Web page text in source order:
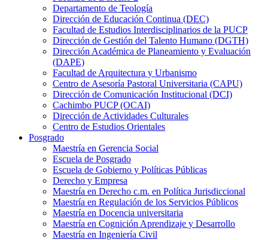
Departamento de Teología
Dirección de Educación Continua (DEC)
Facultad de Estudios Interdisciplinarios de la PUCP
Dirección de Gestión del Talento Humano (DGTH)
Dirección Académica de Planeamiento y Evaluación
(DAPE)
Facultad de Arquitectura y Urbanismo
Centro de Asesoría Pastoral Universitaria (CAPU)
Dirección de Comunicación Institucional (DCI)
Cachimbo PUCP (OCAI)
Dirección de Actividades Culturales
Centro de Estudios Orientales
Posgrado
Maestría en Gerencia Social
Escuela de Posgrado
Escuela de Gobierno y Políticas Públicas
Derecho y Empresa
Maestría en Derecho c.m. en Política Jurisdiccional
Maestría en Regulación de los Servicios Públicos
Maestría en Docencia universitaria
Maestría en Cognición Aprendizaje y Desarrollo
Maestría en Ingeniería Civil